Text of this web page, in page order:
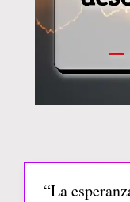
“La